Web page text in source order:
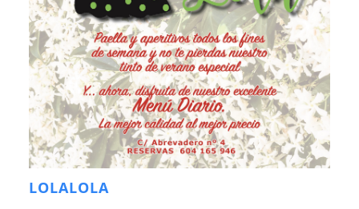
LOLALOLA